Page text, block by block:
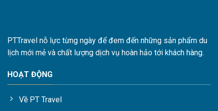
PTTravel nỗ lực từng ngày để đem đến những sản phẩm du
lịch mới mẻ và chất lượng dịch vụ hoàn hảo tới khách hàng.
HOẠT ĐỘNG
Về PT Travel